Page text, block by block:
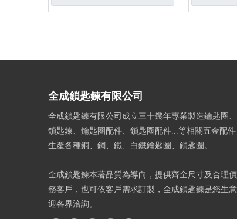
全成鎖匙鍊有限公司
全成鎖匙鍊有限公司成立三十幾年專業製造鑰匙圈、
鎖匙鍊、鑰匙圈配件、鎖匙圈配件...等相關五金配
生產各種銅、鋼、鐵、白鐵鑰匙圈、鎖匙圈。
全成鎖匙鍊本著品質為導向，提供齊全尺寸及合理
務客戶，也可依客戶需求訂製，全成鎖匙鍊是您生
迎各界洽詢。